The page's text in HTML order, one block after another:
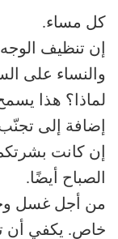
كل مساء.
إن تنظيف
والنساء على
لماذا؟ هذا
إضافة إلى
إن كانت
الصباح أيضًا.
من أجل غسل
خاص. يكفي أن